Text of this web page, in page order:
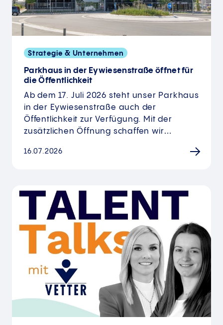
Strategie & Unternehmen
Parkhaus in der Eywiesenstraße öffnet für
die Öffentlichkeit
Ab dem 17. Juli 2026 steht unser Parkhaus
in der Eywiesenstraße auch der
Öffentlichkeit zur Verfügung. Mit der
zusätzlichen Öffnung schaffen wir…
16.07.2026